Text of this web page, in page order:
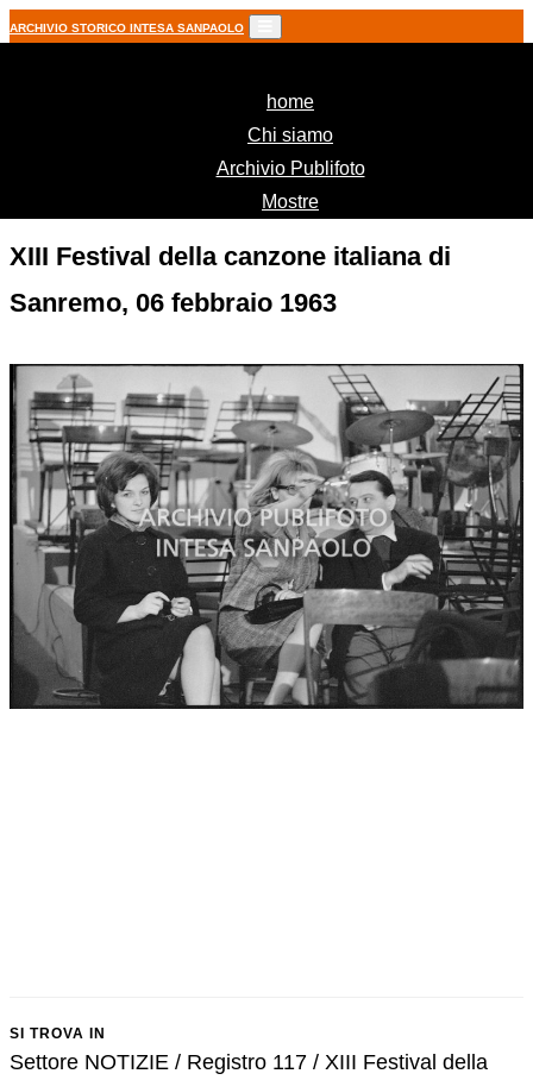
ARCHIVIO STORICO INTESA SANPAOLO
home(current)
Chi siamo
Archivio Publifoto
Mostre
XIII Festival della canzone italiana di
Sanremo, 06 febbraio 1963
SI TROVA IN
Settore NOTIZIE / Registro 117 / XIII Festival della